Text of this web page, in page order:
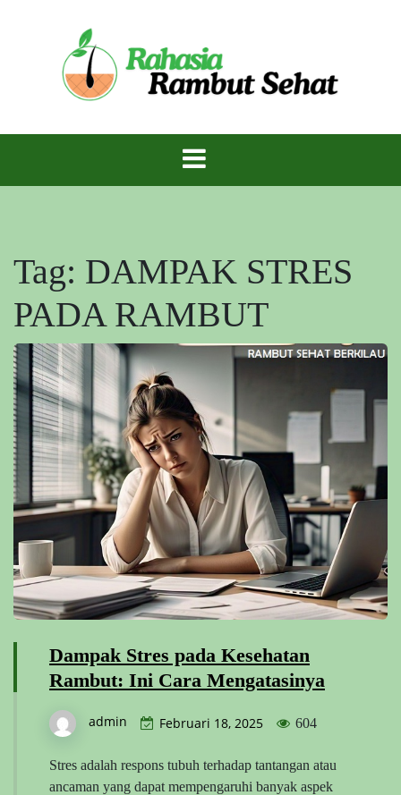
Rambut Sehat
Indah Alami!
Tag: DAMPAK STRES
PADA RAMBUT
Dampak Stres pada Kesehatan
Rambut: Ini Cara Mengatasinya
admin Februari 18, 2025 604
Stres adalah respons tubuh terhadap tantangan atau
ancaman yang dapat mempengaruhi banyak aspek